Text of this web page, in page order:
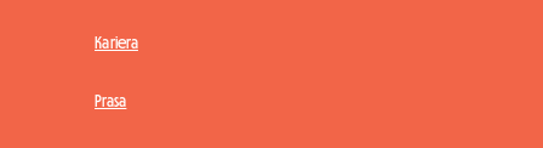
Kariera
Prasa